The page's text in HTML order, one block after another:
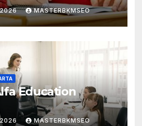
2026 MASTERBKMSEO
Education
MASTERBKMSEO